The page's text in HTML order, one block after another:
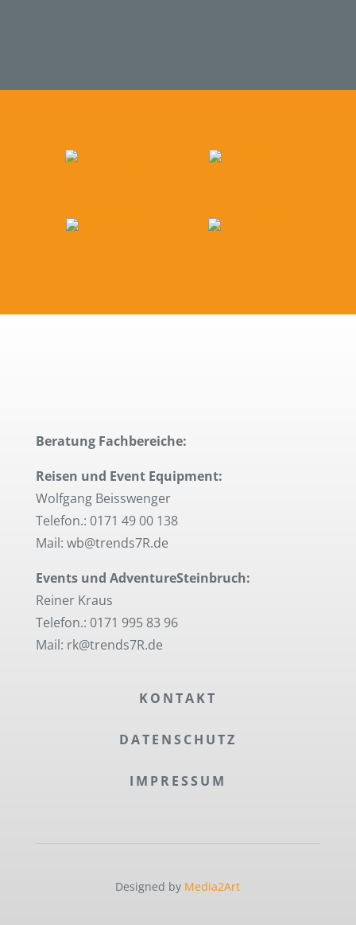
Beratung Fachbereiche:
Reisen und Event Equipment:
Wolfgang Beisswenger
Telefon.: 0171 49 00 138
Mail: wb@trends7R.de
Events und AdventureSteinbruch:
Reiner Kraus
Telefon.: 0171 995 83 96
Mail: rk@trends7R.de
KONTAKT
DATENSCHUTZ
IMPRESSUM
Designed by Media2Art